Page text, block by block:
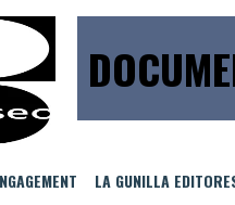
LA GUNILLA